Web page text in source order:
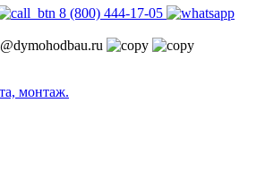
8 (800) 444-17-05
монтаж.